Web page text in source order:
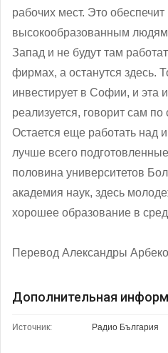
рабочих мест. Это обеспечит
высокообразованным
Запад и не будут там
фирмах, а останутся здесь.
инвестирует в Софии, и эта
реализуется, говорит сам
Остается еще работать над
лучше всего
половина университетов
академия наук, здесь
хорошее образование в
Перевод Александры
Дополнительная
Источник: Радио България